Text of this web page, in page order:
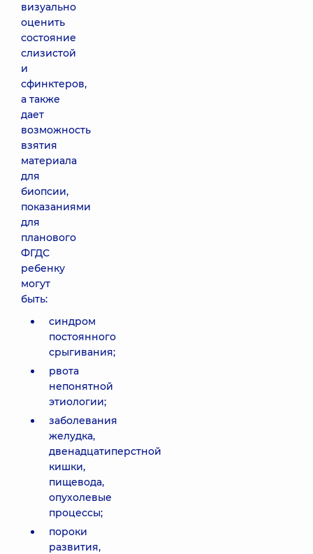
визуально
оценить
состояние
слизистой
и
сфинктеров,
а также
дает
возможность
взятия
материала
для
биопсии,
показаниями
для
планового
ФГДС
ребенку
могут
быть:
синдром
постоянного
срыгивания;
рвота
непонятной
этиологии;
заболевания
желудка,
двенадцатиперстной
кишки,
пищевода,
опухолевые
процессы;
пороки
развития,